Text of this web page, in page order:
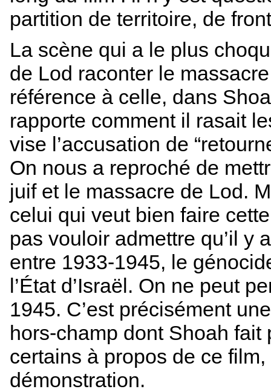
partition de territoire, de
La scène qui a le plus
de Lod raconter le
référence à celle, dans
rapporte comment il rasait
vise l’accusation de
On nous a reproché de
juif et le massacre de Lod.
celui qui veut bien faire
pas vouloir admettre qu’il y
entre 1933-1945, le
l’État d’Israël. On ne peut
1945. C’est précisément
hors-champ dont Shoah
certains à propos de ce
démonstration.